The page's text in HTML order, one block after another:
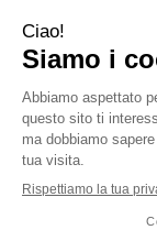
CONTATTI
MA.RI 29